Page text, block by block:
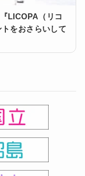
LICOPA（リコ
をおさらいして